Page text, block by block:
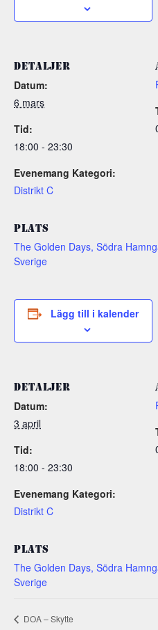
DETALJER
Datum:
6 mars
Tid:
18:00 - 23:30
Evenemang Kategori:
Distrikt C
PLATS
The Golden Days, Södra
Sverige
Lägg till i kalender
DETALJER
Datum:
3 april
Tid:
18:00 - 23:30
Evenemang Kategori:
Distrikt C
PLATS
The Golden Days, Södra
Sverige
DOA – Skytte